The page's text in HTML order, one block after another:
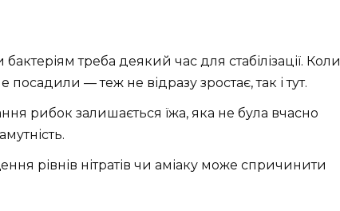
треба деякий час для стабілізації. Коли
— теж не відразу зростає, так і тут.
рибок залишається їжа, яка не була вчасно
рівнів нітратів чи аміаку може спричинити